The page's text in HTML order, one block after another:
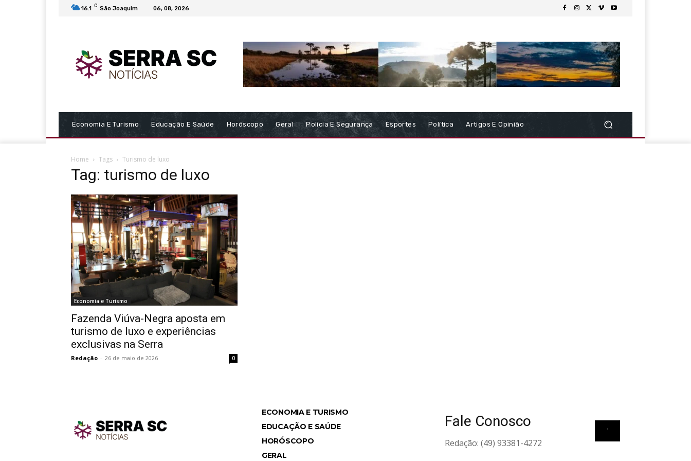
16.1 C São Joaquim 06, 08, 2026
Economia E Turismo Educação E Saúde Horóscopo Geral Polícia E Segurança Esportes Política Artigos E Opinião
Home Tags Turismo de luxo
Tag: turismo de luxo
Economia e Turismo
Fazenda Viúva-Negra aposta em
turismo de luxo e experiências
exclusivas na Serra
Redação - 26 de maio de 2026 0
ECONOMIA E TURISMO
EDUCAÇÃO E SAÚDE
HORÓSCOPO
GERAL
Fale Conosco
Redação: (49) 93381-4272